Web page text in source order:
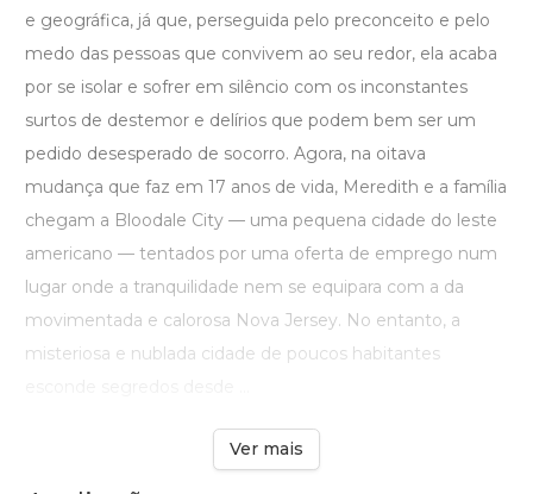
e geográfica, já que, perseguida pelo preconceito e pelo
medo das pessoas que convivem ao seu redor, ela acaba
por se isolar e sofrer em silêncio com os inconstantes
surtos de destemor e delírios que podem bem ser um
pedido desesperado de socorro. Agora, na oitava
mudança que faz em 17 anos de vida, Meredith e a família
chegam a Bloodale City — uma pequena cidade do leste
americano — tentados por uma oferta de emprego num
lugar onde a tranquilidade nem se equipara com a da
movimentada e calorosa Nova Jersey. No entanto, a
misteriosa e nublada cidade de poucos habitantes
Ver mais